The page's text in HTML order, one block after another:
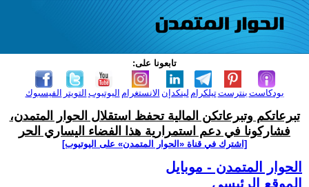
تابعونا على:
الفيسبوك التويتر اليوتيوب الانستغرام لينكدإن تيلكرامبنترست بودكاست
تبرعاتكم وتبرعاتكن المالية تحفظ استقلال الحوار المتمدن،
فشاركونا في دعم استمرارية هذا الفضاء اليساري الحر
[اشترك في قناة ‫«الحوار المتمدن» على اليوتيوب]
الحوار المتمدن - موبايل
الموقع الرئيسي